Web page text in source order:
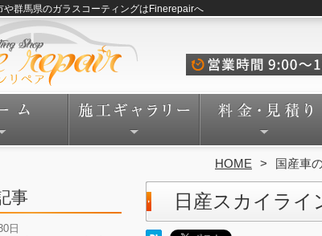
や群馬県のガラスコーティングはFinerepairへ
HOME 国産車
事
日
日産スカイライ